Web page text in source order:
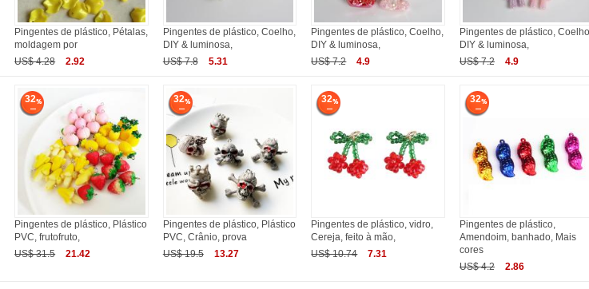
Pingentes de plástico, Pétalas,
moldagem por
US$ 4.28
2.92
Pingentes de plástico, Coelho,
DIY & luminosa,
US$ 7.8
5.31
Pingentes de plástico, Coelho,
DIY & luminosa,
US$ 7.2
4.9
Pingentes de plástico,
DIY & luminosa,
US$ 7.2
4.9
32
Pingentes de plástico, Plástico
PVC, frutofruto,
US$ 31.5
21.42
32
Pingentes de plástico, Plástico
PVC, Crânio, prova
US$ 19.5
13.27
32
Pingentes de plástico, vidro,
Cereja, feito à mão,
US$ 10.74
7.31
32
Pingentes de plástico,
Amendoim, banhado, Mais
cores
US$ 4.2
2.86